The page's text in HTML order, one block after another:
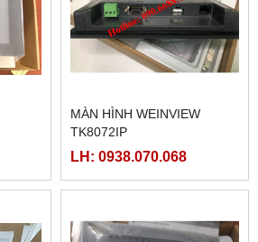
MÀN HÌNH WEINVIEW
TK8072IP
LH: 0938.070.068